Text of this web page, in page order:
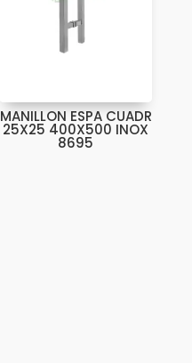
MANILLON ESPA CUADR
25X25 400X500 INOX
8695